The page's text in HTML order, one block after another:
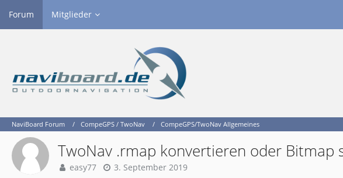
Forum Mitglieder
NaviBoard Forum CompeGPS / TwoNav CompeGPS/TwoNav Allgemeines
TwoNav .rmap konvertieren oder Bitmap
easy77 3. September 2019